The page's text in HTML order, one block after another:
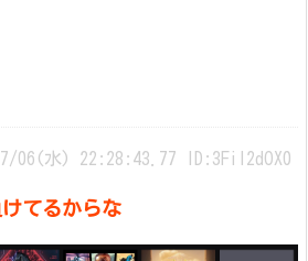
06(水) 22:28:43.77 ID:3Fil2dOX0
てるからな